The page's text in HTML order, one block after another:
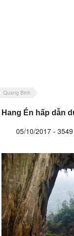
Quang Binh
Hang Én hấp dẫn
05/10/2017 -